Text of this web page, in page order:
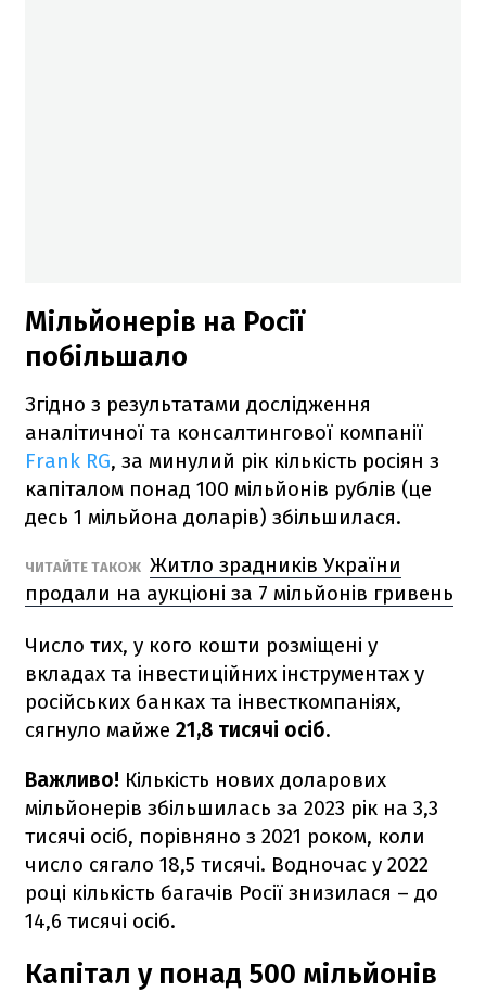
Мільйонерів на Росії
побільшало
Згідно з результатами дослідження
аналітичної та консалтингової компанії
Frank RG, за минулий рік кількість росіян з
капіталом понад 100 мільйонів рублів (це
десь 1 мільйона доларів) збільшилася.
ЧИТАЙТЕ ТАКОЖ Житло зрадників України
продали на аукціоні за 7 мільйонів гривень
Число тих, у кого кошти розміщені у
вкладах та інвестиційних інструментах у
російських банках та інвесткомпаніях,
сягнуло майже 21,8 тисячі осіб.
Важливо! Кількість нових доларових
мільйонерів збільшилась за 2023 рік на 3,3
тисячі осіб, порівняно з 2021 роком, коли
число сягало 18,5 тисячі. Водночас у 2022
році кількість багачів Росії знизилася – до
14,6 тисячі осіб.
Капітал у понад 500 мільйонів